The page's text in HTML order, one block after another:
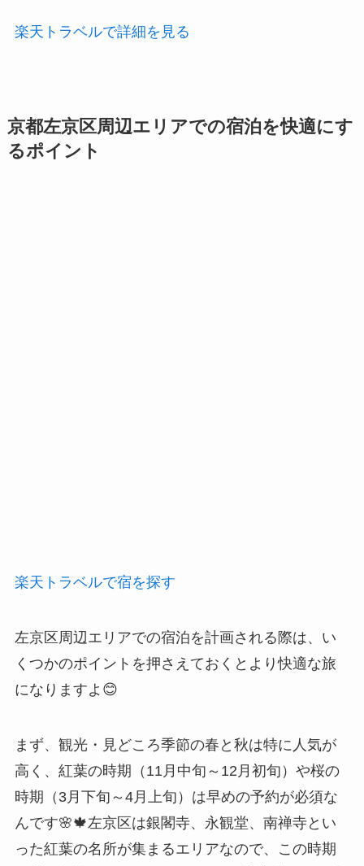
楽天トラベルで詳細を見る
京都左京区周辺エリアでの宿泊を快適にす
るポイント
楽天トラベルで宿を探す
左京区周辺エリアでの宿泊を計画される際は、い
くつかのポイントを押さえておくとより快適な旅
になりますよ😊
まず、観光・見どころ季節の春と秋は特に人気が
高く、紅葉の時期（11月中旬～12月初旬）や桜の
時期（3月下旬～4月上旬）は早めの予約が必須な
んです🌸🍁左京区は銀閣寺、永観堂、南禅寺とい
った紅葉の名所が集まるエリアなので、この時期